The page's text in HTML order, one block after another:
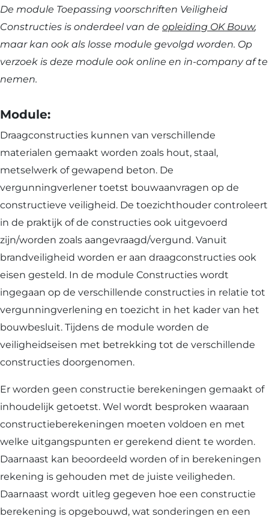
De module Toepassing voorschriften Veiligheid
Constructies is onderdeel van de opleiding OK Bouw,
maar kan ook als losse module gevolgd worden. Op
verzoek is deze module ook online en in-company af te
nemen.
Module:
Draagconstructies kunnen van verschillende
materialen gemaakt worden zoals hout, staal,
metselwerk of gewapend beton. De
vergunningverlener toetst bouwaanvragen op de
constructieve veiligheid. De toezichthouder controleert
in de praktijk of de constructies ook uitgevoerd
zijn/worden zoals aangevraagd/vergund. Vanuit
brandveiligheid worden er aan draagconstructies ook
eisen gesteld. In de module Constructies wordt
ingegaan op de verschillende constructies in relatie tot
vergunningverlening en toezicht in het kader van het
bouwbesluit. Tijdens de module worden de
veiligheidseisen met betrekking tot de verschillende
constructies doorgenomen.
Er worden geen constructie berekeningen gemaakt of
inhoudelijk getoetst. Wel wordt besproken waaraan
constructieberekeningen moeten voldoen en met
welke uitgangspunten er gerekend dient te worden.
Daarnaast kan beoordeeld worden of in berekeningen
rekening is gehouden met de juiste veiligheden.
Daarnaast wordt uitleg gegeven hoe een constructie
berekening is opgebouwd, wat sonderingen en een